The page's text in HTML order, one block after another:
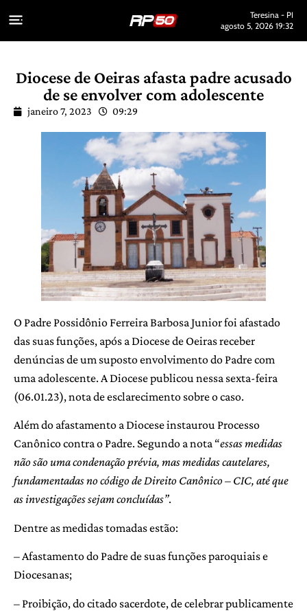
Teresina - PI
agosto 5, 2026 19:32
Diocese de Oeiras afasta padre acusado
de se envolver com adolescente
janeiro 7, 2023 09:29
O Padre Possidônio Ferreira Barbosa Junior foi afastado
das suas funções, após a Diocese de Oeiras receber
denúncias de um suposto envolvimento do Padre com
uma adolescente. A Diocese publicou nessa sexta-feira
(06.01.23), nota de esclarecimento sobre o caso.
Além do afastamento a Diocese instaurou Processo
Canônico contra o Padre. Segundo a nota “essas medidas
não são uma condenação prévia, mas medidas cautelares,
fundamentadas no código de Direito Canônico – CIC, até que
as investigações sejam concluídas”.
Dentre as medidas tomadas estão:
– Afastamento do Padre de suas funções paroquiais e
Diocesanas;
– Proibição, do citado sacerdote, de celebrar publicamente